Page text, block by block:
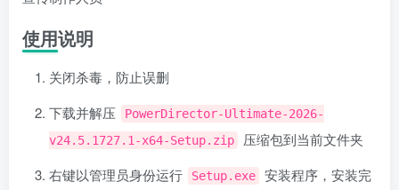
使用说明
关闭杀毒，防止误删
下载并解压
PowerDirector-Ultimate-2026-
v24.5.1727.1-x64-Setup.zip
压缩包到当前文件夹
右键以管理员身份运行
Setup.exe
安装程序，安装完